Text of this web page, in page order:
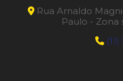
Rua Arnaldo
Paulo - Zona